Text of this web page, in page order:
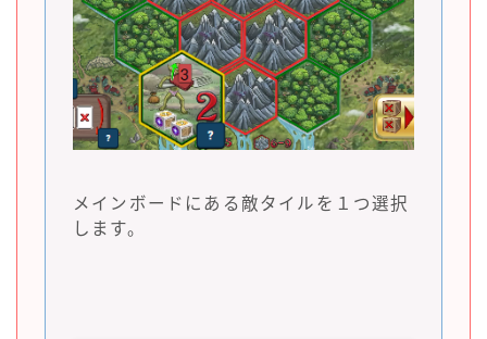
メインボードにある敵タイルを１つ選択
します。